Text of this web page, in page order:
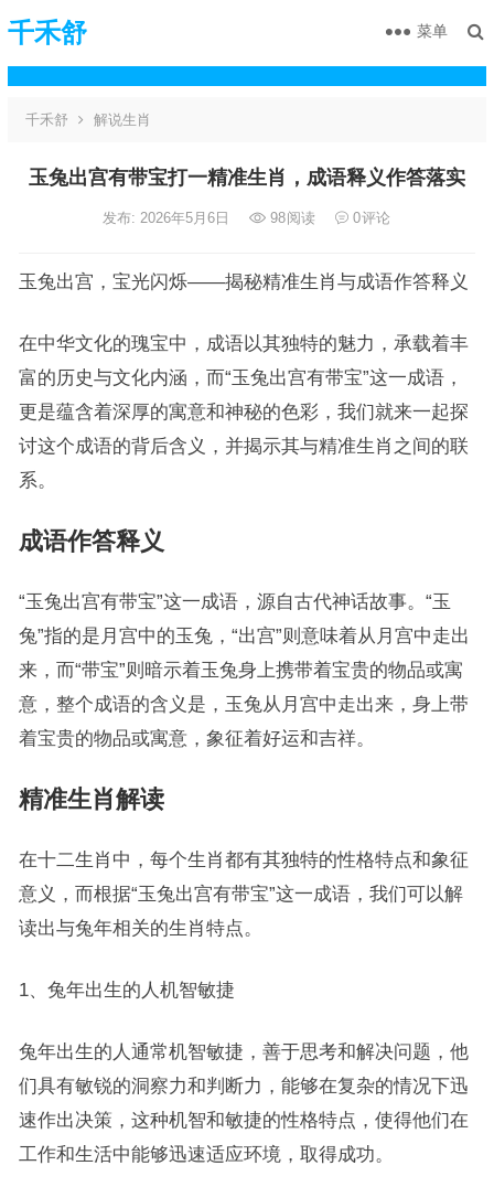
千禾舒 菜单
千禾舒 解说生肖
玉兔出宫有带宝打一精准生肖，成语释义作答落实
发布: 2026年5月6日 98阅读 0评论
玉兔出宫，宝光闪烁——揭秘精准生肖与成语作答释义
在中华文化的瑰宝中，成语以其独特的魅力，承载着丰
富的历史与文化内涵，而“玉兔出宫有带宝”这一成语，
更是蕴含着深厚的寓意和神秘的色彩，我们就来一起探
讨这个成语的背后含义，并揭示其与精准生肖之间的联
系。
成语作答释义
“玉兔出宫有带宝”这一成语，源自古代神话故事。“玉
兔”指的是月宫中的玉兔，“出宫”则意味着从月宫中走出
来，而“带宝”则暗示着玉兔身上携带着宝贵的物品或寓
意，整个成语的含义是，玉兔从月宫中走出来，身上带
着宝贵的物品或寓意，象征着好运和吉祥。
精准生肖解读
在十二生肖中，每个生肖都有其独特的性格特点和象征
意义，而根据“玉兔出宫有带宝”这一成语，我们可以解
读出与兔年相关的生肖特点。
1、兔年出生的人机智敏捷
兔年出生的人通常机智敏捷，善于思考和解决问题，他
们具有敏锐的洞察力和判断力，能够在复杂的情况下迅
速作出决策，这种机智和敏捷的性格特点，使得他们在
工作和生活中能够迅速适应环境，取得成功。